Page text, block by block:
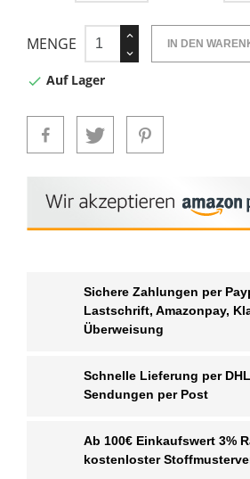
MENGE IN DEN
 Auf Lager
Sichere Zahlungen per
Lastschrift, Amazonpay,
Überweisung
Schnelle Lieferung per
Sendungen per Post
Ab 100€ Einkaufswert 3%
kostenloster